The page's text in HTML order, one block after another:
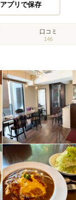
アプリで保存
口コミ
146